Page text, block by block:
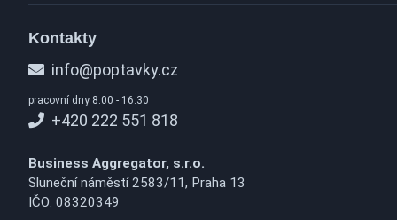
Kontakty
info@poptavky.cz
pracovní dny 8:00 - 16:30
+420 222 551 818
Business Aggregator, s.r.o.
Sluneční náměstí 2583/11, Praha 13
IČO: 08320349